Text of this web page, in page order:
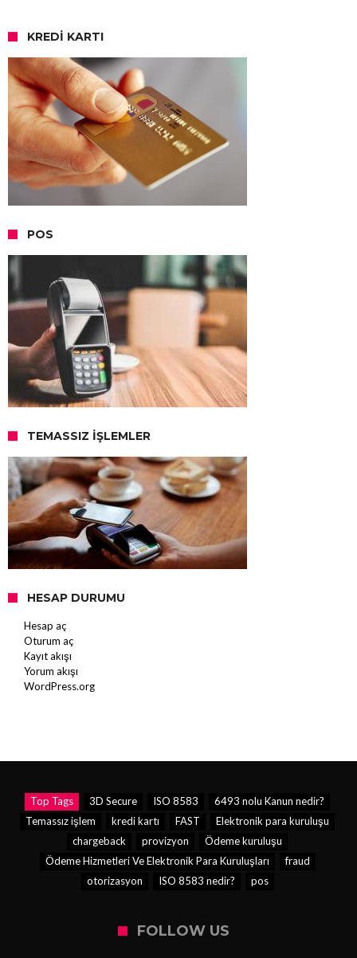
KREDI KARTI
POS
TEMASSIZ İŞLEMLER
HESAP DURUMU
Hesap aç
Oturum aç
Kayıt akışı
Yorum akışı
WordPress.org
Top Tags 3D Secure ISO 8583
6493 nolu Kanun nedir?
Temassız işlem
kredi kartı FAST
Elektronik para kuruluşu
chargeback
provizyon
Ödeme kuruluşu
Ödeme Hizmetleri Ve Elektronik Para Kuruluşları
fraud
otorizasyon
ISO 8583 nedir? pos
FOLLOW US